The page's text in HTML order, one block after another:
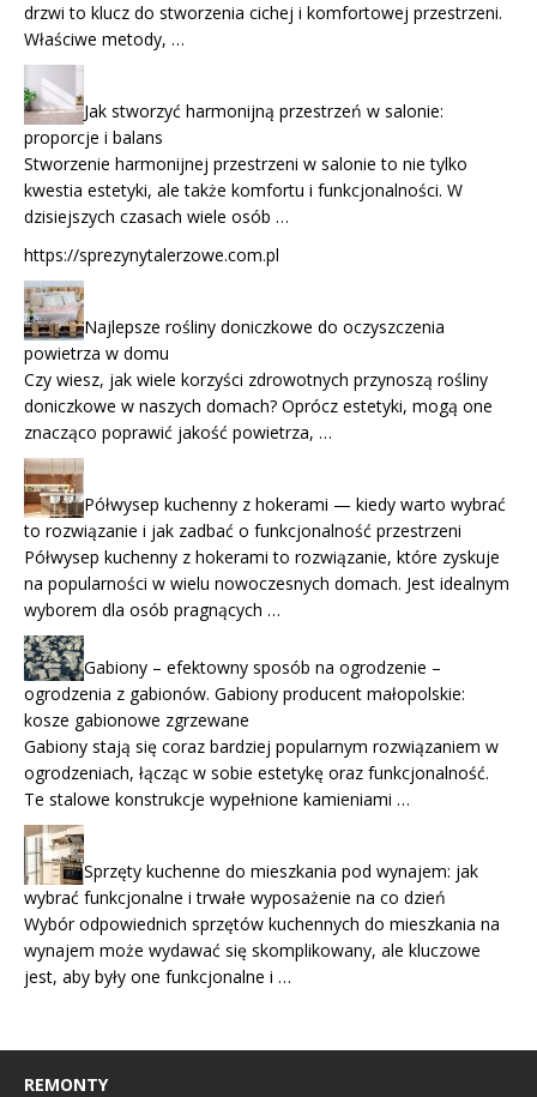
drzwi to klucz do stworzenia cichej i komfortowej przestrzeni.
Właściwe metody, …
Jak stworzyć harmonijną przestrzeń w salonie:
proporcje i balans
Stworzenie harmonijnej przestrzeni w salonie to nie tylko
kwestia estetyki, ale także komfortu i funkcjonalności. W
dzisiejszych czasach wiele osób …
https://sprezynytalerzowe.com.pl
Najlepsze rośliny doniczkowe do oczyszczenia
powietrza w domu
Czy wiesz, jak wiele korzyści zdrowotnych przynoszą rośliny
doniczkowe w naszych domach? Oprócz estetyki, mogą one
znacząco poprawić jakość powietrza, …
Półwysep kuchenny z hokerami — kiedy warto wybrać
to rozwiązanie i jak zadbać o funkcjonalność przestrzeni
Półwysep kuchenny z hokerami to rozwiązanie, które zyskuje
na popularności w wielu nowoczesnych domach. Jest idealnym
wyborem dla osób pragnących …
Gabiony – efektowny sposób na ogrodzenie –
ogrodzenia z gabionów. Gabiony producent małopolskie:
kosze gabionowe zgrzewane
Gabiony stają się coraz bardziej popularnym rozwiązaniem w
ogrodzeniach, łącząc w sobie estetykę oraz funkcjonalność.
Te stalowe konstrukcje wypełnione kamieniami …
Sprzęty kuchenne do mieszkania pod wynajem: jak
wybrać funkcjonalne i trwałe wyposażenie na co dzień
Wybór odpowiednich sprzętów kuchennych do mieszkania na
wynajem może wydawać się skomplikowany, ale kluczowe
jest, aby były one funkcjonalne i …
REMONTY